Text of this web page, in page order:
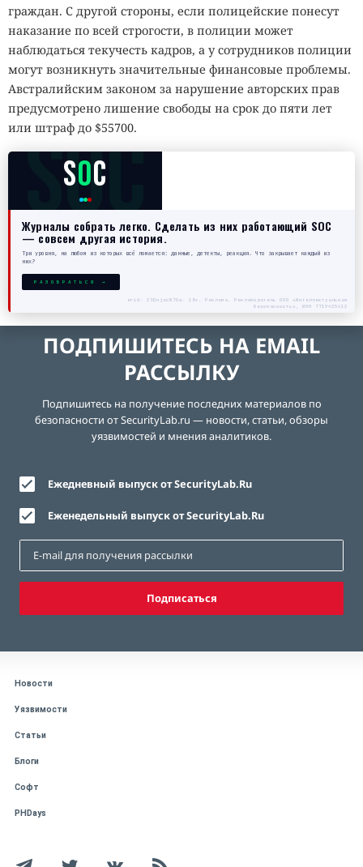
граждан. С другой стороны, если полицейские понесут
наказание по всей строгости, в полиции может
наблюдаться текучесть кадров, а у сотрудников полиции
могут возникнуть значительные финансовые проблемы.
Австралийским законом за нарушение авторских прав
предусмотрено лишение свободы на срок до пяти лет
или штраф до $55700.
SOC
SOC
Журналы собрать легко. Сделать из них работающий SOC
— совсем другая история.
Три уровня, на любом из которых всё ломается: данные, детекты, реакция. Что закрывает каждый из
них?
РАЗОБРАТЬСЯ →
erid: 2SDnjecN7Gw. 18+. Реклама. Рекламодатель ООО «Интеллектуальная
безопасность», ИНН 7719435412
ПОДПИШИТЕСЬ НА EMAIL
РАССЫЛКУ
Подпишитесь на получение последних материалов по
безопасности от SecurityLab.ru — новости, статьи, обзоры
уязвимостей и мнения аналитиков.
Ежедневный выпуск от SecurityLab.Ru
Еженедельный выпуск от SecurityLab.Ru
Подписаться
Новости
Уязвимости
Статьи
Блоги
Софт
PHDays